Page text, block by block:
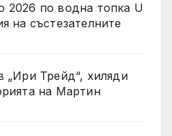
2026 по водна топка U
на състезателните
„Ири Трейд“, хиляди
на Мартин